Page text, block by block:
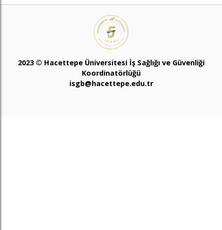
2023 © Hacettepe Üniversitesi İş Sağlığı ve Güvenliği
Koordinatörlüğü
isgb@hacettepe.edu.tr